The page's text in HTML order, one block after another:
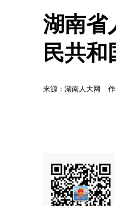
湖南省
民共和
来源：湖南人大网 作